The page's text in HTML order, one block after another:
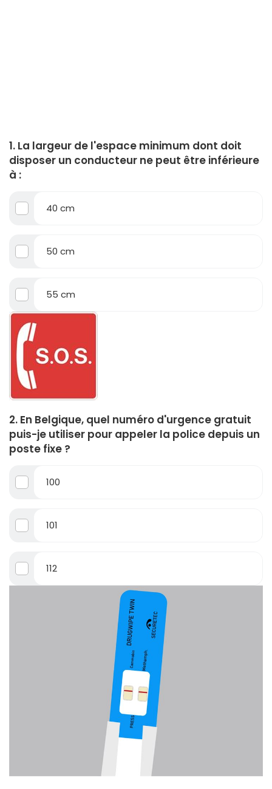
1. La largeur de l'espace minimum dont doit
disposer un conducteur ne peut être inférieure
à :
40 cm
50 cm
55 cm
2. En Belgique, quel numéro d'urgence gratuit
puis-je utiliser pour appeler la police depuis un
poste fixe ?
100
101
112